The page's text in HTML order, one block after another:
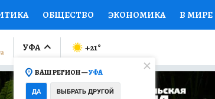
ОБЩЕСТВО ЭКОНОМИКА В МИРЕ
ПРОИСШЕСТВИЯ
ОТКРЫВАЕМ МИР СЕМЬЯ
УФА
ВАШ РЕГИОН —УФА
ДА ВЫБРАТЬ ДРУГОЙ
+21°